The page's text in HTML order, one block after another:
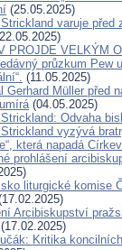
(25.05.2025)
varuje
PROJDE VELKÝM
průzkum Pew
(11.05.2025)
Gerhard Müller před
(04.05.2025)
Odvaha
vyzývá
která napadá Církev
prohlášení
liturgické komise
Arcibiskupství
(17.02.2025)
Kritika